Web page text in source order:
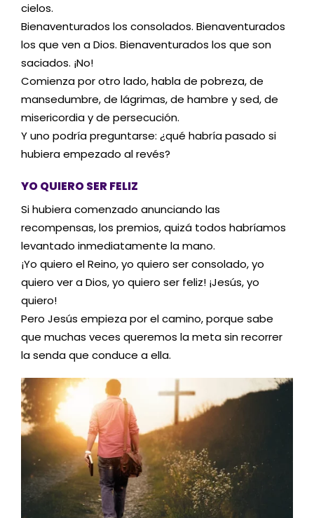
cielos.
Bienaventurados los consolados. Bienaventurados
los que ven a Dios. Bienaventurados los que son
saciados. ¡No!
Comienza por otro lado, habla de pobreza, de
mansedumbre, de lágrimas, de hambre y sed, de
misericordia y de persecución.
Y uno podría preguntarse: ¿qué habría pasado si
hubiera empezado al revés?
YO QUIERO SER FELIZ
Si hubiera comenzado anunciando las
recompensas, los premios, quizá todos habríamos
levantado inmediatamente la mano.
¡Yo quiero el Reino, yo quiero ser consolado, yo
quiero ver a Dios, yo quiero ser feliz! ¡Jesús, yo
quiero!
Pero Jesús empieza por el camino, porque sabe
que muchas veces queremos la meta sin recorrer
la senda que conduce a ella.